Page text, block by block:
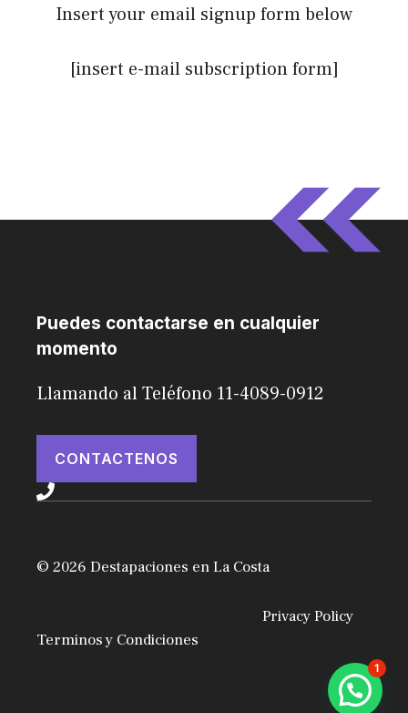
Insert your email signup form below
[insert e-mail subscription form]
Puedes contactarse en cualquier
momento
Llamando al Teléfono 11-4089-0912
CONTACTENOS
© 2026 Destapaciones en La Costa
Privacy Policy
Terminos y Condiciones
1